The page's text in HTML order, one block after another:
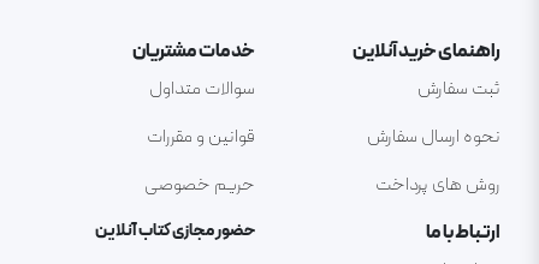
راهنمای خرید آنلاین
ثبت سفارش
نحوه ارسال سفارش
روش های پرداخت
خدمات مشتریان
سوالات متداول
قوانین و مقررات
حریم خصوصی
ارتباط با ما
حضور مجازی کتاب آنلاین